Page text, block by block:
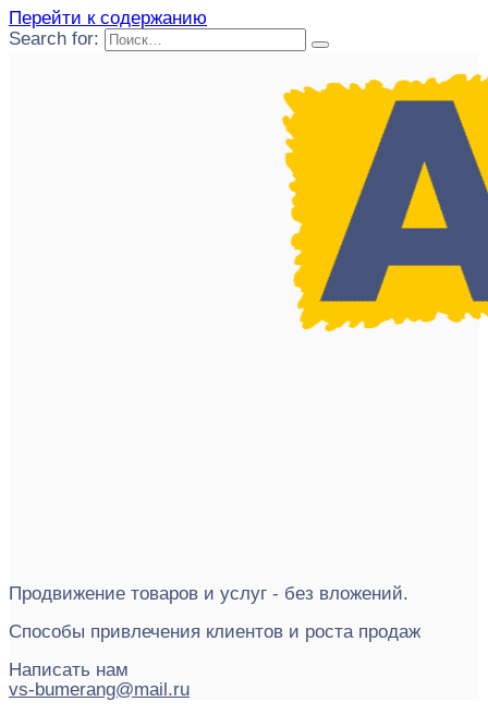
Перейти к содержанию
Search for:
Продвижение товаров и услуг - без вложений.
Способы привлечения клиентов и роста продаж
Написать нам
vs-bumerang@mail.ru